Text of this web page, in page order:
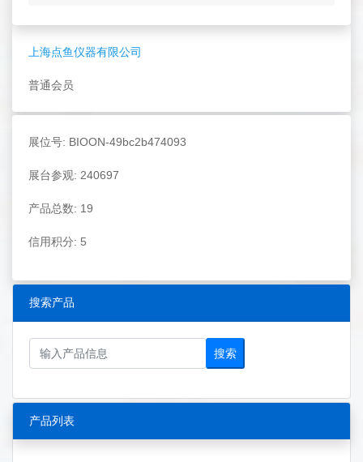
上海点鱼仪器有限公司
普通会员
展位号: BIOON-49bc2b474093
展台参观: 240697
产品总数: 19
信用积分: 5
搜索产品
搜索
产品列表